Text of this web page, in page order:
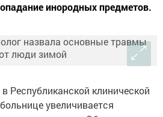
инородных предметов.
Республиканской клинической
увеличивается